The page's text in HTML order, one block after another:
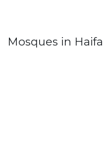
Mosques in Haifa